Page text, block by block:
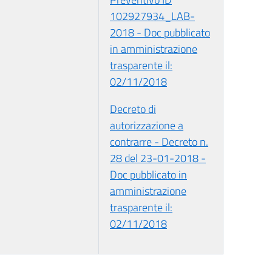
102927934_LAB-
2018 - Doc pubblicato
in amministrazione
trasparente il:
02/11/2018
Decreto di
autorizzazione a
contrarre - Decreto n.
28 del 23-01-2018 -
Doc pubblicato in
amministrazione
trasparente il:
02/11/2018